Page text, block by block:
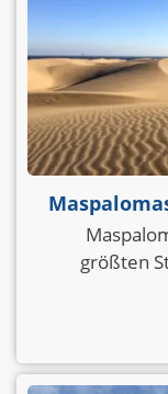
größten